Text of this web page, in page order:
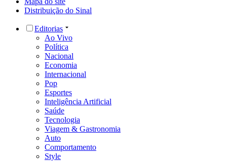
Distribuição do Sinal
Editorias
Ao Vivo
Política
Nacional
Economia
Internacional
Pop
Esportes
Inteligência Artificial
Saúde
Tecnologia
Viagem & Gastronomia
Auto
Comportamento
Style